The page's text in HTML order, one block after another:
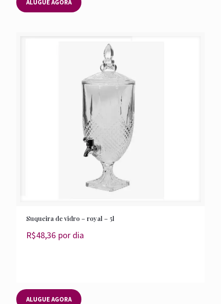
ALUGUE AGORA
Suqueira de vidro – royal – 5l
R$48,36 por dia
ALUGUE AGORA